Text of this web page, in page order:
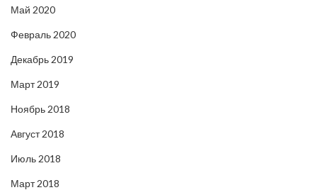
Май 2020
Февраль 2020
Декабрь 2019
Март 2019
Ноябрь 2018
Август 2018
Июль 2018
Март 2018